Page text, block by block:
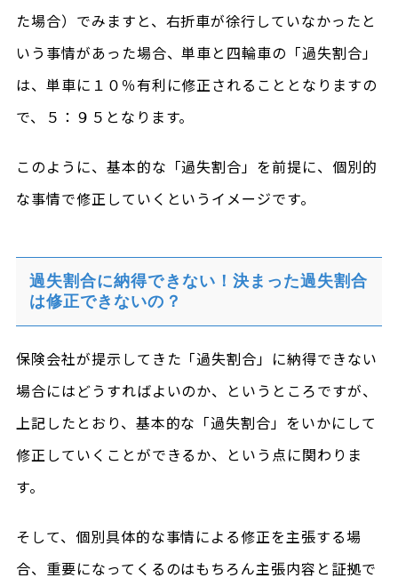
た場合）でみますと、右折車が徐行していなかったと
いう事情があった場合、単車と四輪車の「過失割合」
は、単車に１０％有利に修正されることとなりますの
で、５：９５となります。
このように、基本的な「過失割合」を前提に、個別的
な事情で修正していくというイメージです。
過失割合に納得できない！決まった過失割合
は修正できないの？
保険会社が提示してきた「過失割合」に納得できない
場合にはどうすればよいのか、というところですが、
上記したとおり、基本的な「過失割合」をいかにして
修正していくことができるか、という点に関わりま
す。
そして、個別具体的な事情による修正を主張する場
合、重要になってくるのはもちろん主張内容と証拠で